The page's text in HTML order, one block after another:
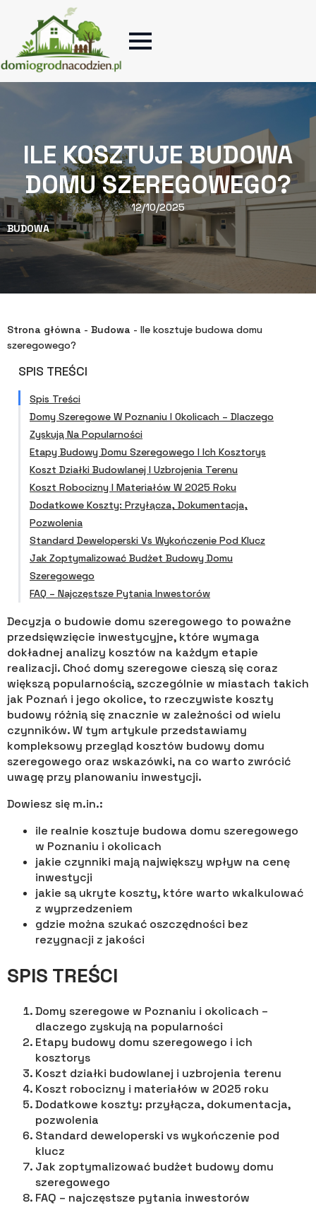
ILE KOSZTUJE BUDOWA
DOMU SZEREGOWEGO?
12/10/2025
BUDOWA
Strona główna - Budowa - Ile kosztuje budowa domu
szeregowego?
SPIS TREŚCI
Spis Treści
Domy Szeregowe W Poznaniu I Okolicach – Dlaczego
Zyskują Na Popularności
Etapy Budowy Domu Szeregowego I Ich Kosztorys
Koszt Działki Budowlanej I Uzbrojenia Terenu
Koszt Robocizny I Materiałów W 2025 Roku
Dodatkowe Koszty: Przyłącza, Dokumentacja,
Pozwolenia
Standard Deweloperski Vs Wykończenie Pod Klucz
Jak Zoptymalizować Budżet Budowy Domu
Szeregowego
FAQ – Najczęstsze Pytania Inwestorów
Decyzja o budowie domu szeregowego to poważne
przedsięwzięcie inwestycyjne, które wymaga
dokładnej analizy kosztów na każdym etapie
realizacji. Choć domy szeregowe cieszą się coraz
większą popularnością, szczególnie w miastach takich
jak Poznań i jego okolice, to rzeczywiste koszty
budowy różnią się znacznie w zależności od wielu
czynników. W tym artykule przedstawiamy
kompleksowy przegląd kosztów budowy domu
szeregowego oraz wskazówki, na co warto zwrócić
uwagę przy planowaniu inwestycji.
Dowiesz się m.in.:
ile realnie kosztuje budowa domu szeregowego
w Poznaniu i okolicach
jakie czynniki mają największy wpływ na cenę
inwestycji
jakie są ukryte koszty, które warto wkalkulować
z wyprzedzeniem
gdzie można szukać oszczędności bez
rezygnacji z jakości
SPIS TREŚCI
Domy szeregowe w Poznaniu i okolicach –
dlaczego zyskują na popularności
Etapy budowy domu szeregowego i ich
kosztorys
Koszt działki budowlanej i uzbrojenia terenu
Koszt robocizny i materiałów w 2025 roku
Dodatkowe koszty: przyłącza, dokumentacja,
pozwolenia
Standard deweloperski vs wykończenie pod
klucz
Jak zoptymalizować budżet budowy domu
szeregowego
FAQ – najczęstsze pytania inwestorów